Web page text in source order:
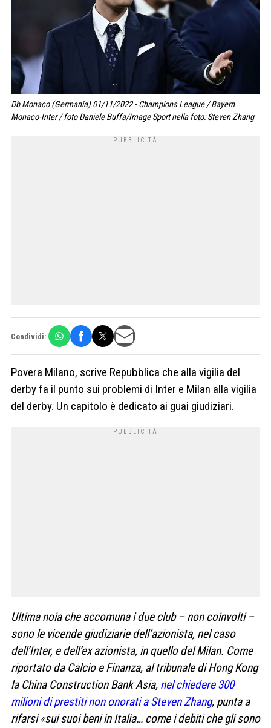
Db Monaco (Germania) 01/11/2022 - Champions League / Bayern
Monaco-Inter / foto Daniele Buffa/Image Sport nella foto: Steven Zhang
Condividi:
Povera Milano, scrive Repubblica che alla vigilia del
derby fa il punto sui problemi di Inter e Milan alla vigilia
del derby. Un capitolo è dedicato ai guai giudiziari.
Ultima noia che accomuna i due club – non coinvolti –
sono le vicende giudiziarie dell’azionista, nel caso
dell’Inter, e dell’ex azionista, in quello del Milan. Come
riportato da Calcio e Finanza, al tribunale di Hong Kong
la China Construction Bank Asia, nel chiedere 300
milioni di prestiti non onorati a Steven Zhang, punta a
rifarsi «sui suoi beni in Italia… come i debiti che gli sono